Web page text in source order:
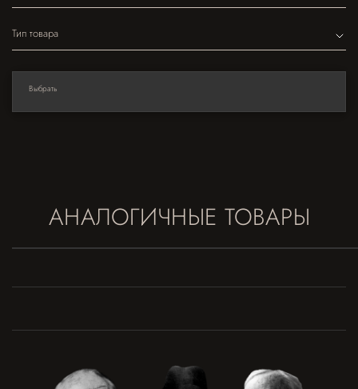
Тип товара
Выбрать
АНАЛОГИЧНЫЕ ТОВАРЫ